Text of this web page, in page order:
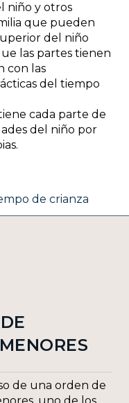
niño y otros
que pueden
del niño
las partes tienen
con las
del tiempo
cada parte de
del niño por
de crianza
de una orden de